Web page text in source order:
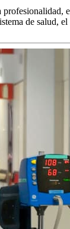
profesionalidad,
de salud,